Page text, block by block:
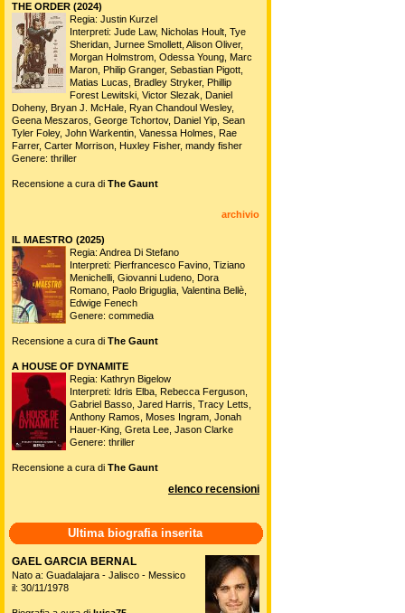
THE ORDER (2024)
Regia: Justin Kurzel
Interpreti: Jude Law, Nicholas Hoult, Tye
Sheridan, Jurnee Smollett, Alison Oliver,
Morgan Holmstrom, Odessa Young, Marc
Maron, Philip Granger, Sebastian Pigott,
Matias Lucas, Bradley Stryker, Phillip
Forest Lewitski, Victor Slezak, Daniel
Doheny, Bryan J. McHale, Ryan Chandoul Wesley,
Geena Meszaros, George Tchortov, Daniel Yip, Sean
Tyler Foley, John Warkentin, Vanessa Holmes, Rae
Farrer, Carter Morrison, Huxley Fisher, mandy fisher
Genere: thriller
Recensione a cura di The Gaunt
archivio
IL MAESTRO (2025)
Regia: Andrea Di Stefano
Interpreti: Pierfrancesco Favino, Tiziano
Menichelli, Giovanni Ludeno, Dora
Romano, Paolo Briguglia, Valentina Bellè,
Edwige Fenech
Genere: commedia
Recensione a cura di The Gaunt
A HOUSE OF DYNAMITE
Regia: Kathryn Bigelow
Interpreti: Idris Elba, Rebecca Ferguson,
Gabriel Basso, Jared Harris, Tracy Letts,
Anthony Ramos, Moses Ingram, Jonah
Hauer-King, Greta Lee, Jason Clarke
Genere: thriller
Recensione a cura di The Gaunt
elenco recensioni
Ultima biografia inserita
GAEL GARCIA BERNAL
Nato a: Guadalajara - Jalisco - Messico
il: 30/11/1978